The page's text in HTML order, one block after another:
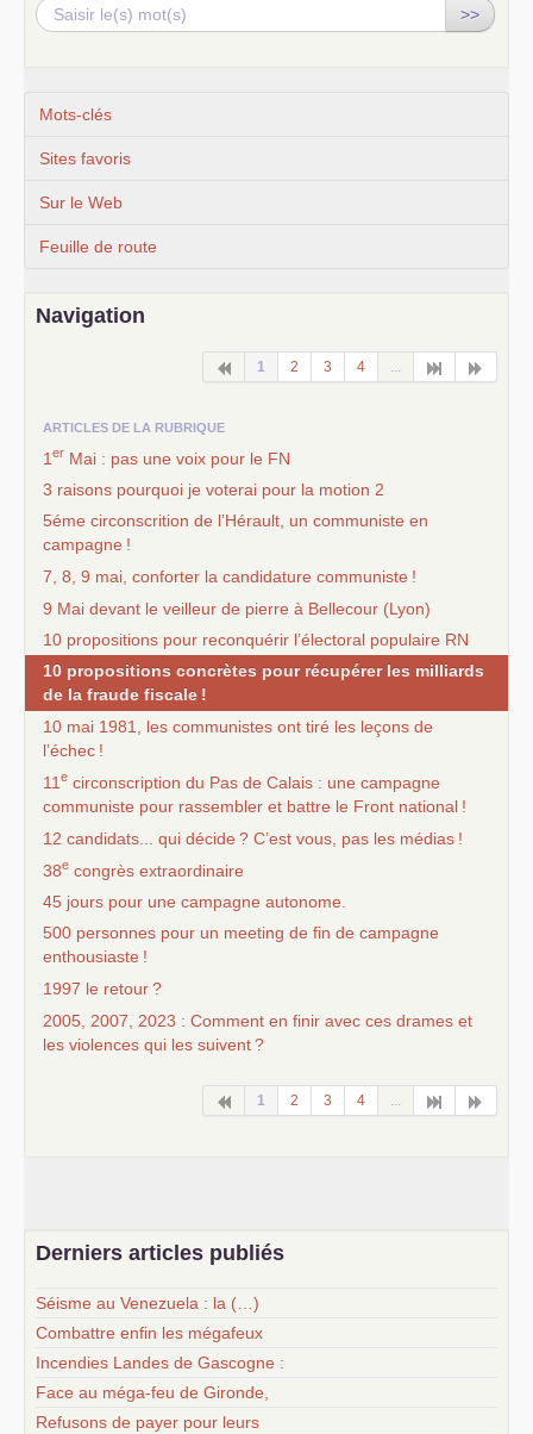
>>
Mots-clés
Sites favoris
Sur le Web
Feuille de route
Navigation
1 2 3 4
ARTICLES DE LA RUBRIQUE
1 er Mai : pas une voix pour le FN
3 raisons pourquoi je voterai pour la motion 2
5éme circonscrition de l’Hérault, un communiste en
campagne !
7, 8, 9 mai, conforter la candidature communiste !
9 Mai devant le veilleur de pierre à Bellecour (Lyon)
10 propositions pour reconquérir l’électoral populaire RN
10 propositions concrètes pour récupérer les milliards
de la fraude fiscale !
10 mai 1981, les communistes ont tiré les leçons de
l’échec !
11 e circonscription du Pas de Calais : une campagne
communiste pour rassembler et battre le Front national !
12 candidats... qui décide ? C’est vous, pas les médias !
38e congrès extraordinaire
45 jours pour une campagne autonome.
500 personnes pour un meeting de fin de campagne
enthousiaste !
1997 le retour?
2005, 2007, 2023 : Comment en finir avec ces drames et
les violences qui les suivent?
1 2 3 4
Derniers articles publiés
Séisme au Venezuela : la (…)
Combattre enfin les mégafeux
Incendies Landes de Gascogne :
Face au méga-feu de Gironde,
Refusons de payer pour leurs